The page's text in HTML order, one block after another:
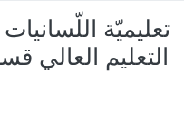
تعليميّة
التعليم العالي